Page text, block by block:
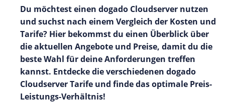
Du möchtest einen dogado Cloudserver nutzen
und suchst nach einem Vergleich der Kosten und
Tarife? Hier bekommst du einen Überblick über
die aktuellen Angebote und Preise, damit du die
beste Wahl für deine Anforderungen treffen
kannst. Entdecke die verschiedenen dogado
Cloudserver Tarife und finde das optimale Preis-
Leistungs-Verhältnis!